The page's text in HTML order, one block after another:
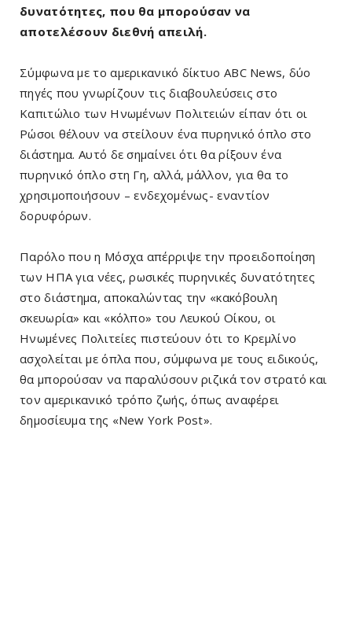
δυνατότητες, που θα μπορούσαν να
αποτελέσουν διεθνή απειλή.
Σύμφωνα με το αμερικανικό δίκτυο ABC News, δύο
πηγές που γνωρίζουν τις διαβουλεύσεις στο
Καπιτώλιο των Ηνωμένων Πολιτειών είπαν ότι οι
Ρώσοι θέλουν να στείλουν ένα πυρηνικό όπλο στο
διάστημα. Αυτό δε σημαίνει ότι θα ρίξουν ένα
πυρηνικό όπλο στη Γη, αλλά, μάλλον, για θα το
χρησιμοποιήσουν – ενδεχομένως- εναντίον
δορυφόρων.
Παρόλο που η Μόσχα απέρριψε την προειδοποίηση
των ΗΠΑ για νέες, ρωσικές πυρηνικές δυνατότητες
στο διάστημα, αποκαλώντας την «κακόβουλη
σκευωρία» και «κόλπο» του Λευκού Οίκου, οι
Ηνωμένες Πολιτείες πιστεύουν ότι το Κρεμλίνο
ασχολείται με όπλα που, σύμφωνα με τους ειδικούς,
θα μπορούσαν να παραλύσουν ριζικά τον στρατό και
τον αμερικανικό τρόπο ζωής, όπως αναφέρει
δημοσίευμα της «New York Post».